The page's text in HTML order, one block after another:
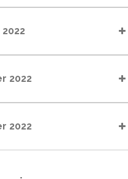
2022
2022